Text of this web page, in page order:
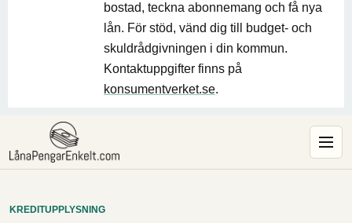
bostad, teckna abonnemang och få nya
lån. För stöd, vänd dig till budget- och
skuldrådgivningen i din kommun.
Kontaktuppgifter finns på
konsumentverket.se.
KREDITUPPLYSNING